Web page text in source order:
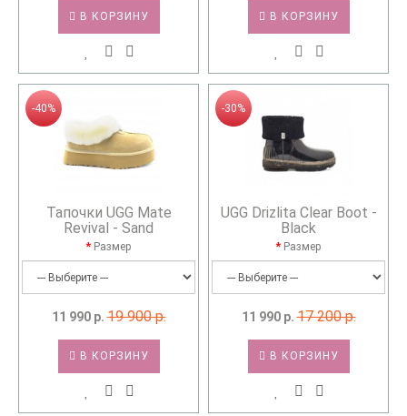
В КОРЗИНУ В КОРЗИНУ
-40%
Тапочки UGG Mate
Revival - Sand
Размер
11 990 р. 19 900 р.
В КОРЗИНУ
-30%
UGG Drizlita Clear Boot -
Black
Размер
11 990 р. 17 200 р.
В КОРЗИНУ